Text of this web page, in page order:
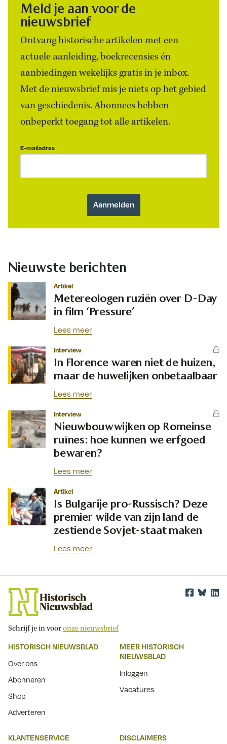
Meld je aan voor de
nieuwsbrief
Ontvang historische artikelen met een
actuele aanleiding, boekrecensies én
aanbiedingen wekelijks gratis in je inbox.
Met de nieuwsbrief mis je niets op het gebied
van geschiedenis. Abonnees hebben
onbeperkt toegang tot alle artikelen.
E-mailadres
Nieuwste berichten
Artikel
Metereologen ruziën over D-Day
in film ‘Pressure’
Lees meer
Interview
In Florence waren niet de huizen,
maar de huwelijken onbetaalbaar
Lees meer
Interview
Nieuwbouwwijken op Romeinse
ruïnes: hoe kunnen we erfgoed
bewaren?
Lees meer
Artikel
Is Bulgarije pro-Russisch? Deze
premier wilde van zijn land de
zestiende Sovjet-staat maken
Lees meer
Schrijf je in vooronze nieuwsbrief
HISTORISCH NIEUWSBLAD
Over ons
Abonneren
Shop
Adverteren
MEER HISTORISCH
NIEUWSBLAD
Inloggen
Vacatures
KLANTENSERVICE DISCLAIMERS